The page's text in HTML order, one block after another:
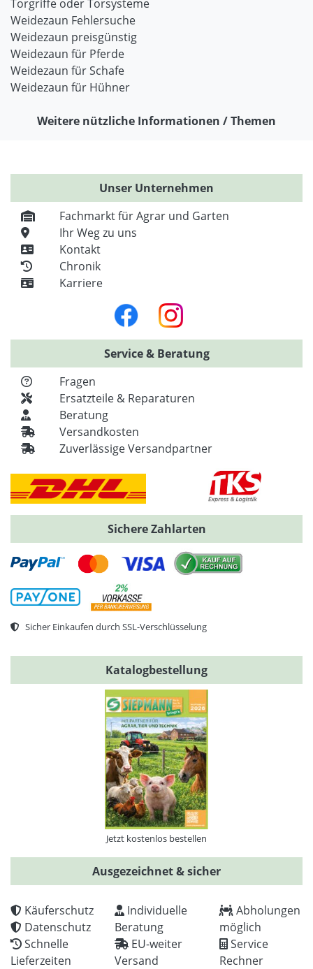
Torgriffe oder Torsysteme
Weidezaun Fehlersuche
Weidezaun preisgünstig
Weidezaun für Pferde
Weidezaun für Schafe
Weidezaun für Hühner
Weitere nützliche Informationen / Themen
Unser Unternehmen
Fachmarkt für Agrar und Garten
Ihr Weg zu uns
Kontakt
Chronik
Karriere
Service & Beratung
Fragen
Ersatzteile & Reparaturen
Beratung
Versandkosten
Zuverlässige Versandpartner
Sichere Zahlarten
Sicher Einkaufen durch SSL-Verschlüsselung
Katalogbestellung
Jetzt kostenlos bestellen
Ausgezeichnet & sicher
Käuferschutz
Datenschutz
Schnelle
Lieferzeiten
Individuelle
Beratung
EU-weiter
Versand
Abholungen
möglich
Service
Rechner